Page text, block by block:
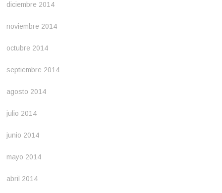
diciembre 2014
noviembre 2014
octubre 2014
septiembre 2014
agosto 2014
julio 2014
junio 2014
mayo 2014
abril 2014